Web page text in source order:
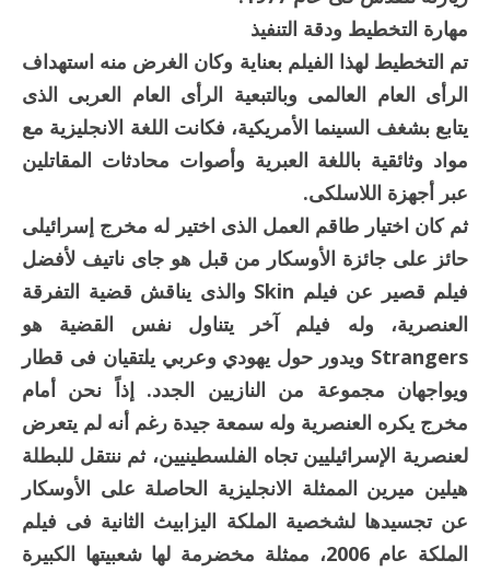
مهارة التخطيط ودقة التنفيذ
تم التخطيط لهذا الفيلم بعناية وكان الغرض منه استهداف
الرأى العام العالمى وبالتبعية الرأى العام العربى الذى
يتابع بشغف السينما الأمريكية، فكانت اللغة الانجليزية مع
مواد وثائقية باللغة العبرية وأصوات محادثات المقاتلين
عبر أجهزة اللاسلكى.
ثم كان اختيار طاقم العمل الذى اختير له مخرج إسرائيلى
حائز على جائزة الأوسكار من قبل هو جاى ناتيف لأفضل
فيلم قصير عن فيلم Skin والذى يناقش قضية التفرقة
العنصرية، وله فيلم آخر يتناول نفس القضية هو
Strangers ويدور حول يهودي وعربي يلتقيان فى قطار
ويواجهان مجموعة من النازيين الجدد. إذاً نحن أمام
مخرج يكره العنصرية وله سمعة جيدة رغم أنه لم يتعرض
لعنصرية الإسرائيليين تجاه الفلسطينيين، ثم ننتقل للبطلة
هيلين ميرين الممثلة الانجليزية الحاصلة على الأوسكار
عن تجسيدها لشخصية الملكة اليزابيث الثانية فى فيلم
الملكة عام 2006، ممثلة مخضرمة لها شعبيتها الكبيرة